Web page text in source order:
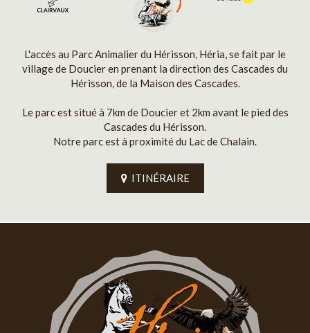
L'accès au Parc Animalier du Hérisson, Héria, se fait par le
village de Doucier en prenant la direction des Cascades du
Hérisson, de la Maison des Cascades.
Le parc est situé à 7km de Doucier et 2km avant le pied des
Cascades du Hérisson.
Notre parc est à proximité du Lac de Chalain.
ITINÉRAIRE